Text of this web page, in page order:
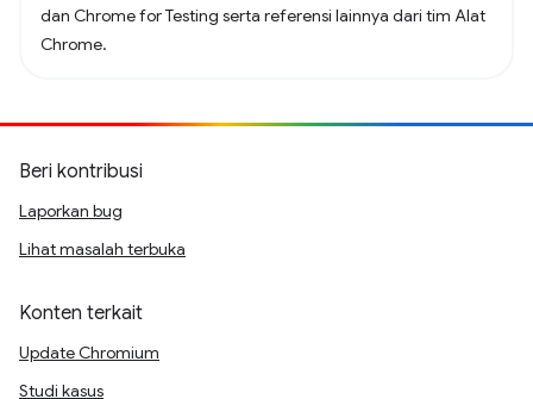
dan Chrome for Testing serta referensi lainnya dari tim Alat
Chrome.
Beri kontribusi
Laporkan bug
Lihat masalah terbuka
Konten terkait
Update Chromium
Studi kasus